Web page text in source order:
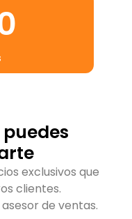
exclusivos que
clientes.
de ventas.